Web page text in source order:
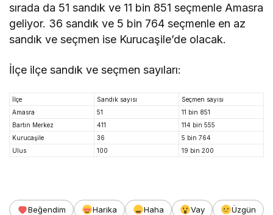
sırada da 51 sandık ve 11 bin 851 seçmenle Amasra
geliyor. 36 sandık ve 5 bin 764 seçmenle en az
sandık ve seçmen ise Kurucaşile’de olacak.
İlçe ilçe sandık ve seçmen sayıları:
İlçe Sandık sayısı
Seçmen sayısı
Amasra
51
11 bin 851
Bartın Merkez
411
114 bin 555
Kurucaşile
36
5 bin 764
Ulus
100 19 bin 200
Beğendim Harika Haha Vay
Üzgün